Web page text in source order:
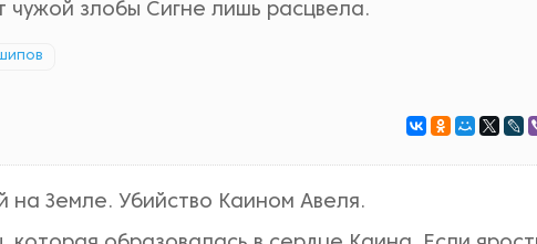
чужой злобы Сигне лишь расцвела.
на Земле. Убийство Каином Авеля.